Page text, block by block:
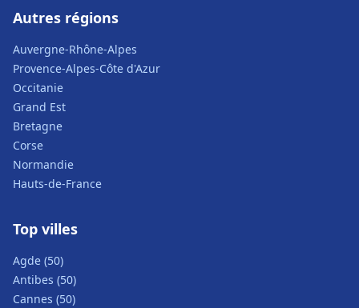
Autres régions
Auvergne-Rhône-Alpes
Provence-Alpes-Côte d'Azur
Occitanie
Grand Est
Bretagne
Corse
Normandie
Hauts-de-France
Top villes
Agde (50)
Antibes (50)
Cannes (50)